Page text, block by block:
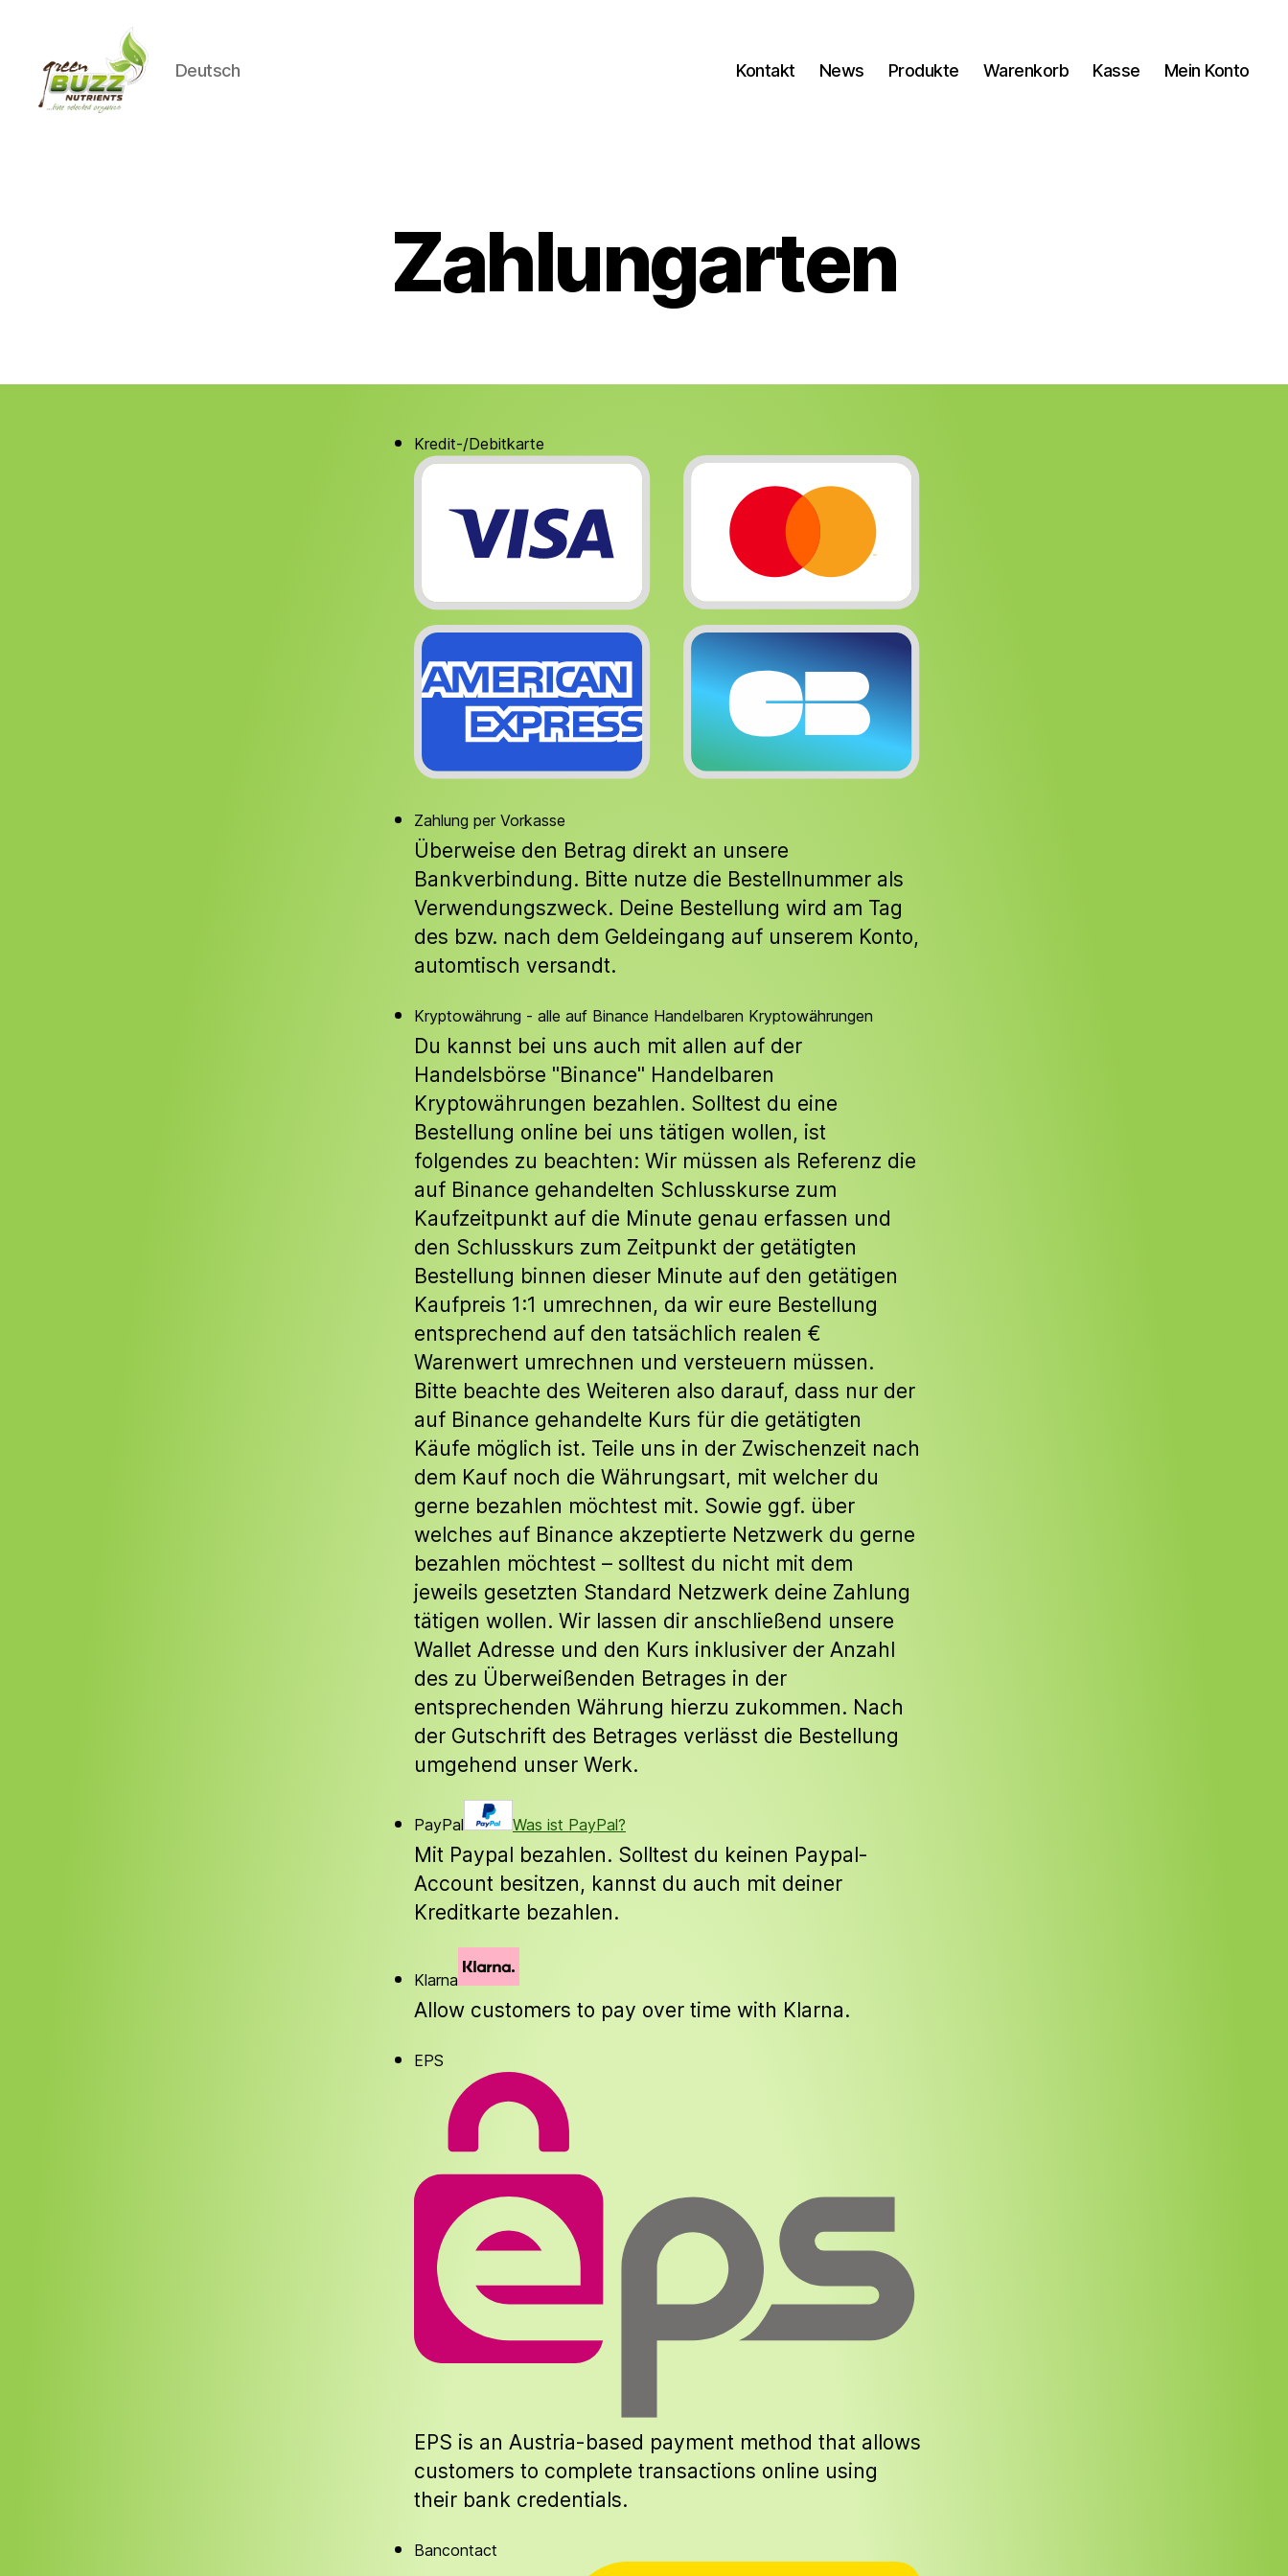
Deutsch Kontakt News Produkte Warenkorb Kasse Mein Konto
Zahlungarten
Kredit-/Debitkarte
Zahlung per Vorkasse
Überweise den Betrag direkt an unsere
Bankverbindung. Bitte nutze die Bestellnummer als
Verwendungszweck. Deine Bestellung wird am Tag
des bzw. nach dem Geldeingang auf unserem Konto,
automtisch versandt.
Kryptowährung - alle auf Binance Handelbaren Kryptowährungen
Du kannst bei uns auch mit allen auf der
Handelsbörse "Binance" Handelbaren
Kryptowährungen bezahlen. Solltest du eine
Bestellung online bei uns tätigen wollen, ist
folgendes zu beachten: Wir müssen als Referenz die
auf Binance gehandelten Schlusskurse zum
Kaufzeitpunkt auf die Minute genau erfassen und
den Schlusskurs zum Zeitpunkt der getätigten
Bestellung binnen dieser Minute auf den getätigen
Kaufpreis 1:1 umrechnen, da wir eure Bestellung
entsprechend auf den tatsächlich realen €
Warenwert umrechnen und versteuern müssen.
Bitte beachte des Weiteren also darauf, dass nur der
auf Binance gehandelte Kurs für die getätigten
Käufe möglich ist. Teile uns in der Zwischenzeit nach
dem Kauf noch die Währungsart, mit welcher du
gerne bezahlen möchtest mit. Sowie ggf. über
welches auf Binance akzeptierte Netzwerk du gerne
bezahlen möchtest – solltest du nicht mit dem
jeweils gesetzten Standard Netzwerk deine Zahlung
tätigen wollen. Wir lassen dir anschließend unsere
Wallet Adresse und den Kurs inklusiver der Anzahl
des zu Überweißenden Betrages in der
entsprechenden Währung hierzu zukommen. Nach
der Gutschrift des Betrages verlässt die Bestellung
umgehend unser Werk.
PayPal Was ist PayPal?
Mit Paypal bezahlen. Solltest du keinen Paypal-
Account besitzen, kannst du auch mit deiner
Kreditkarte bezahlen.
Klarna
Allow customers to pay over time with Klarna.
EPS
EPS is an Austria-based payment method that allows
customers to complete transactions online using
their bank credentials.
Bancontact